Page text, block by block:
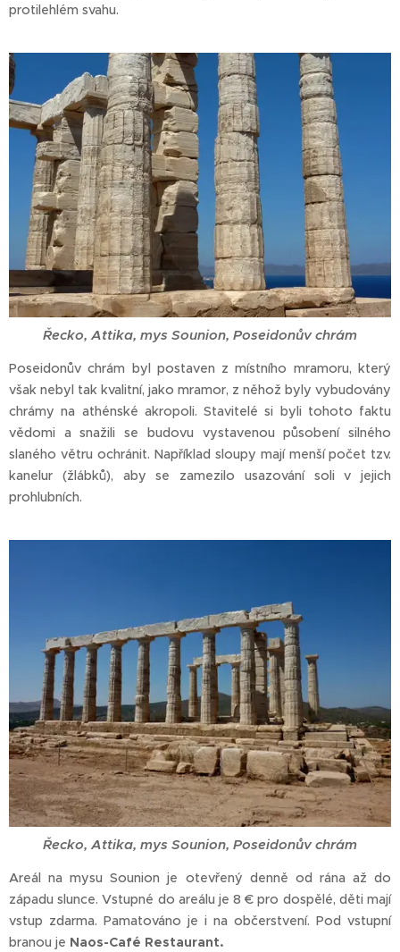
protilehlém svahu.
Řecko, Attika, mys Sounion, Poseidonův chrám
Poseidonův chrám byl postaven z místního mramoru, který
však nebyl tak kvalitní, jako mramor, z něhož byly vybudovány
chrámy na athénské akropoli. Stavitelé si byli tohoto faktu
vědomi a snažili se budovu vystavenou působení silného
slaného větru ochránit. Například sloupy mají menší počet tzv.
kanelur (žlábků), aby se zamezilo usazování soli v jejich
prohlubních.
Řecko, Attika, mys Sounion, Poseidonův chrám
Areál na mysu Sounion je otevřený denně od rána až do
západu slunce. Vstupné do areálu je 8 € pro dospělé, děti mají
vstup zdarma. Pamatováno je i na občerstvení. Pod vstupní
branou je Naos-Café Restaurant.